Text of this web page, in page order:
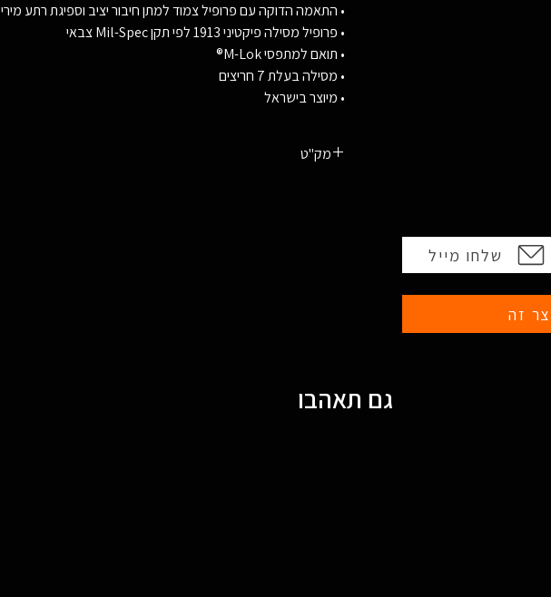
• התאמה הדוקה עם פרופיל צמוד למתן חיבור יציב וספיגת רתע מירי
• פרופיל מסילה פיקטיני 1913 לפי תקן Mil-Spec צבאי
• תואם למתפסי M-Lok®
• מסילה בעלת 7 חריצים
• מיוצר בישראל
מק"ט
שלחו מייל
זה
גם תאהבו